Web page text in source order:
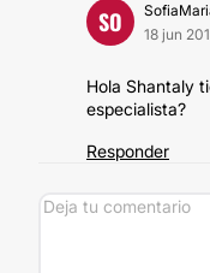
SO
18 jun
Hola Shantaly
especialista?
Responder